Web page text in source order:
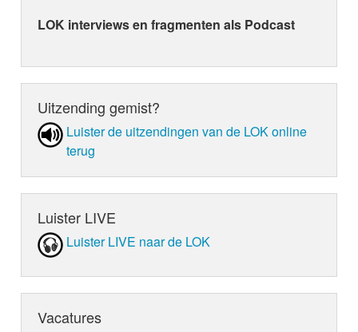
LOK interviews en fragmenten als Podcast
Uitzending gemist?
Luister de uit­zen­din­gen van de LOK online
terug
Luister LIVE
Luister LIVE naar de LOK
Vacatures